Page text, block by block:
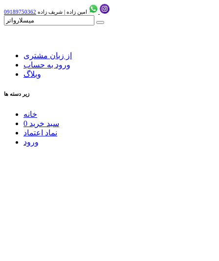
09189750362 امین زاده | شریف زاده
از زبان مشتری
ورود به حساب
وبلاگ
زیر دسته ها
خانه
0 سبد خرید
نماد اعتماد
ورود